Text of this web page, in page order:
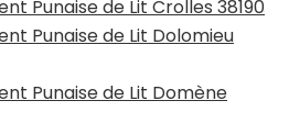
Punaise de Lit Crolles 38190
Punaise de Lit Dolomieu
Punaise de Lit Domène